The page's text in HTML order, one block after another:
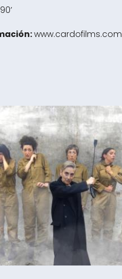
90’
www.cardofilms.com